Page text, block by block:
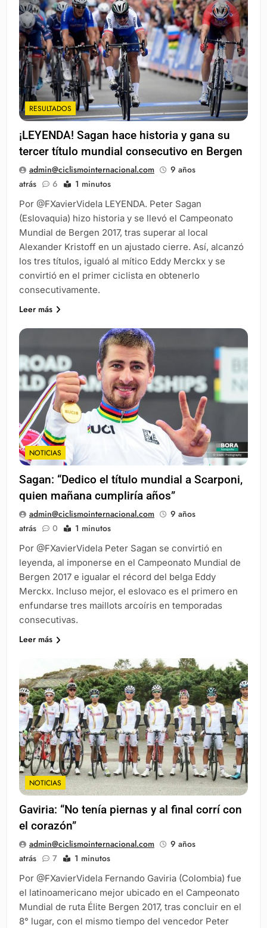
RESULTADOS
¡LEYENDA! Sagan hace historia y gana su
tercer título mundial consecutivo en Bergen
admin@ciclismointernacional.com
9 años
atrás
6 1 minutos
Por @FXavierVidela LEYENDA. Peter Sagan
(Eslovaquia) hizo historia y se llevó el Campeonato
Mundial de Bergen 2017, tras superar al local
Alexander Kristoff en un ajustado cierre. Así, alcanzó
los tres títulos, igualó al mítico Eddy Merckx y se
convirtió en el primer ciclista en obtenerlo
consecutivamente.
Leer más
NOTICIAS
Sagan: “Dedico el título mundial a Scarponi,
quien mañana cumpliría años”
admin@ciclismointernacional.com
9 años
atrás
0 1 minutos
Por @FXavierVidela Peter Sagan se convirtió en
leyenda, al imponerse en el Campeonato Mundial de
Bergen 2017 e igualar el récord del belga Eddy
Merckx. Incluso mejor, el eslovaco es el primero en
enfundarse tres maillots arcoíris en temporadas
consecutivas.
Leer más
NOTICIAS
Gaviria: “No tenía piernas y al final corrí con
el corazón”
admin@ciclismointernacional.com
9 años
atrás
7 1 minutos
Por @FXavierVidela Fernando Gaviria (Colombia) fue
el latinoamericano mejor ubicado en el Campeonato
Mundial de ruta Élite Bergen 2017, tras concluir en el
8° lugar, con el mismo tiempo del vencedor Peter